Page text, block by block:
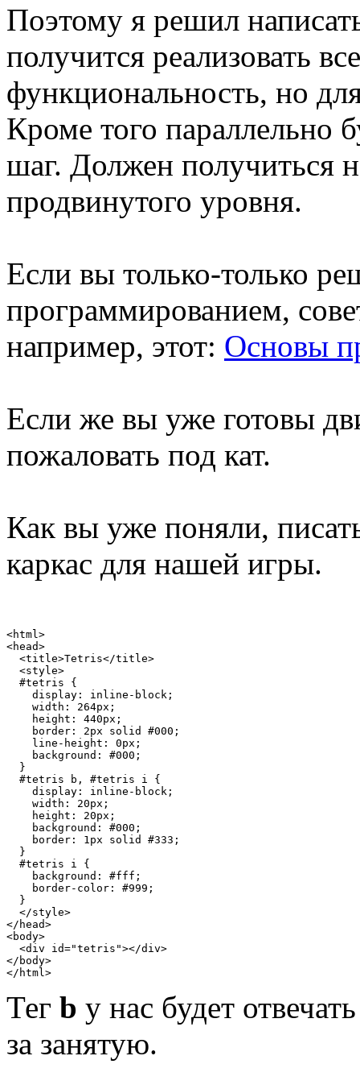
Поэтому я решил
получится реализовать
функциональность, но
Кроме того параллельно
шаг. Должен получиться
продвинутого уровня.
Если вы только-только
программированием,
например, этот: Основы
Если же вы уже готовы
пожаловать под кат.
Как вы уже поняли,
каркас для нашей игры.
<html>
<head>
<title>Tetris</title>
<style>
#tetris {
    display
: inline - block ;
    width
: 264px ;
    height
: 440px ;
    border
: 2px solid #000;
    line
- height : 0px ;
    background
:
#000;
}
#tetris b, #tetris i {
    display
: inline - block ;
    width
: 20px ;
    height
: 20px ;
    background
:
#000;
    border
: 1px solid #333;
}
#tetris i {
    background
:
#fff;
    border
- color :
#999;
}
</style>
</head>
<body>
<div
id="tetris"></div>
</body>
</html>
Тег b у нас будет
за занятую.